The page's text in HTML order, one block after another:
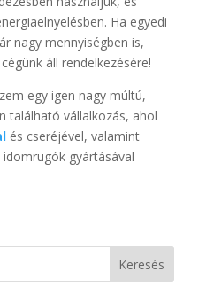
Ha egyedi
nagy mennyiségben is,
cégünk áll rendelkezésére!
egy igen nagy múltú,
található vállalkozás, ahol
és cseréjével, valamint
gyártásával